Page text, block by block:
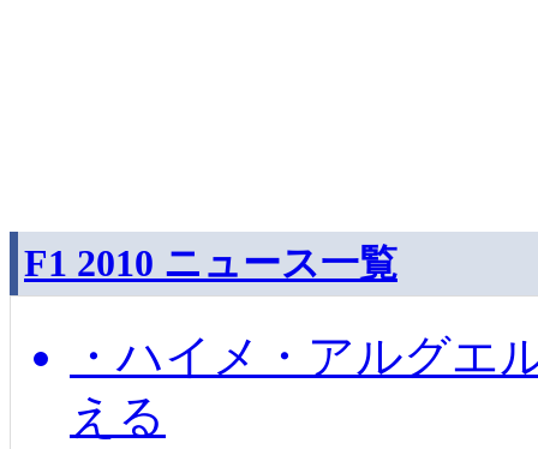
F1 2010 ニュース一覧
・ハイメ・アルグエ
える